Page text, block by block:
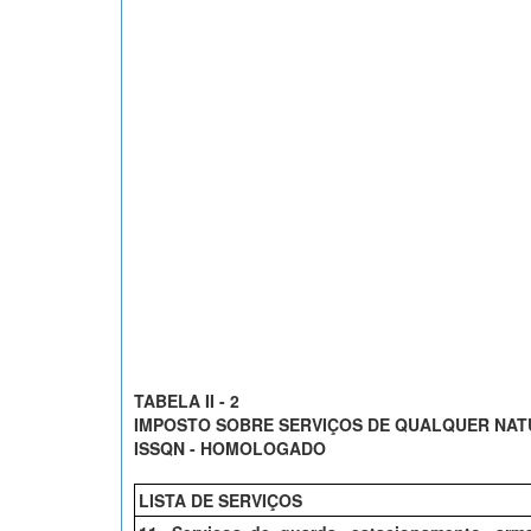
TABELA II - 2
IMPOSTO SOBRE SERVIÇOS DE QUALQUER
ISSQN - HOMOLOGADO
LISTA DE SERVIÇOS